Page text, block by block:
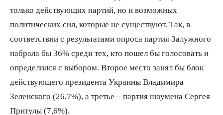
только действующих партий, но и возможных
политических сил, которые не существуют. Так, в
соответствии с результатами опроса партия Залужного
набрала бы 36% среди тех, кто пошел бы голосовать и
определился с выбором. Второе место занял бы блок
действующего президента Украины Владимира
Зеленского (26,7%), а третье – партия шоумена Сергея
Притулы (7,6%).